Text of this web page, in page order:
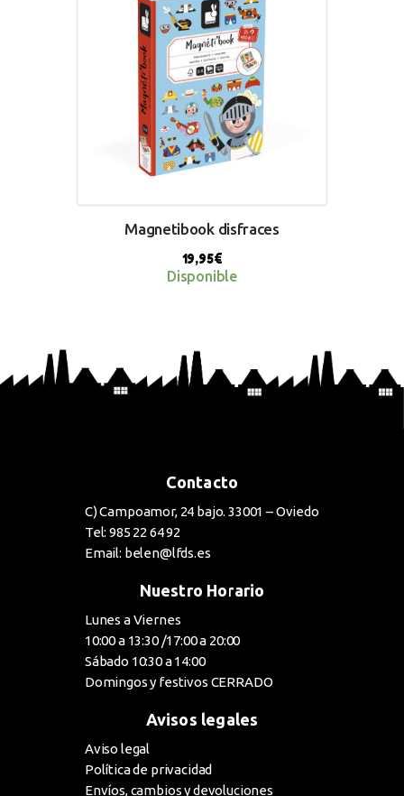
Magnetibook disfraces
19,95€
Disponible
Contacto
C) Campoamor, 24 bajo. 33001 – Oviedo
Tel: 985 22 64 92
Email: belen@lfds.es
Nuestro Horario
Lunes a Viernes
10:00 a 13:30 /17:00 a 20:00
Sábado 10:30 a 14:00
Domingos y festivos CERRADO
Avisos legales
Aviso legal
Política de privacidad
Envíos, cambios y devoluciones